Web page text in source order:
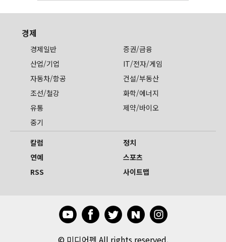
경제
경제일반
증권/금융
산업/기업
IT/전자/게임
자동차/항공
건설/부동산
조선/철강
화학/에너지
유통
제약/바이오
중기
칼럼
정치
연예
스포츠
RSS
사이트맵
© 미디어펜 All rights reserved.